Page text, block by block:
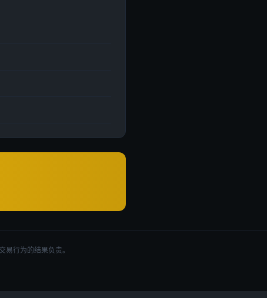
行为的结果负责。